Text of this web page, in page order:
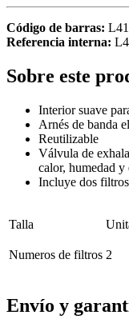
Código de barras:
Referencia interna:
Sobre este
Interiorsuave
Arnés de banda
Reutilizable
Válvula de
calor, humedad y
Incluye dos filtros
Talla
Numeros de filtros 2
Envío y